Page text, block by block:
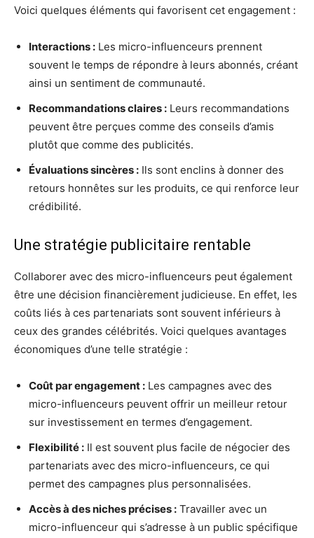
Voici quelques éléments qui favorisent cet engagement :
Interactions : Les micro-influenceurs prennent
souvent le temps de répondre à leurs abonnés, créant
ainsi un sentiment de communauté.
Recommandations claires : Leurs recommandations
peuvent être perçues comme des conseils d’amis
plutôt que comme des publicités.
Évaluations sincères : Ils sont enclins à donner des
retours honnêtes sur les produits, ce qui renforce leur
crédibilité.
Une stratégie publicitaire rentable
Collaborer avec des micro-influenceurs peut également
être une décision financièrement judicieuse. En effet, les
coûts liés à ces partenariats sont souvent inférieurs à
ceux des grandes célébrités. Voici quelques avantages
économiques d’une telle stratégie :
Coût par engagement : Les campagnes avec des
micro-influenceurs peuvent offrir un meilleur retour
sur investissement en termes d’engagement.
Flexibilité : Il est souvent plus facile de négocier des
partenariats avec des micro-influenceurs, ce qui
permet des campagnes plus personnalisées.
Accès à des niches précises : Travailler avec un
micro-influenceur qui s’adresse à un public spécifique